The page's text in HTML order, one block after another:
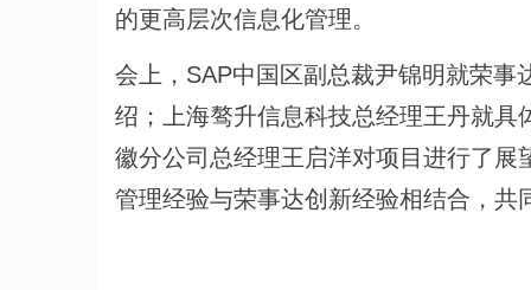
的更高层次信息化管理。
会上，SAP中国区副总裁尹锦明就荣
绍；上海骜升信息科技总经理王丹就
徽分公司总经理王启洋对项目进行了
管理经验与荣事达创新经验相结合，共